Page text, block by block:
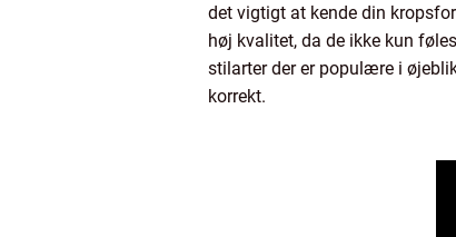
det vigtigt at kende din
høj kvalitet, da de ikke kun
stilarter der er populære i
korrekt.